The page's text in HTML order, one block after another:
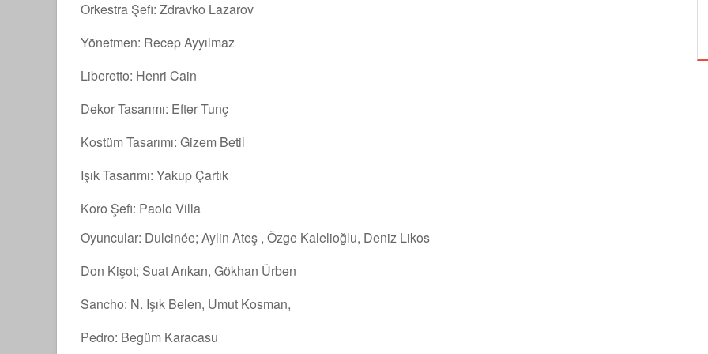
Orkestra Şefi: Zdravko Lazarov
Yönetmen: Recep Ayyılmaz
Liberetto: Henri Cain
Dekor Tasarımı: Efter Tunç
Kostüm Tasarımı: Gizem Betil
Işık Tasarımı: Yakup Çartık
Koro Şefi: Paolo Villa
Oyuncular: Dulcinée; Aylin Ateş , Özge Kalelioğlu, Deniz Likos
Don Kişot; Suat Arıkan, Gökhan Ürben
Sancho: N. Işık Belen, Umut Kosman,
Pedro: Begüm Karacasu